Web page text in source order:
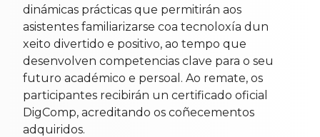
dinámicas prácticas que permitirán aos
asistentes familiarizarse coa tecnoloxía dun
xeito divertido e positivo, ao tempo que
desenvolven competencias clave para o seu
futuro académico e persoal. Ao remate, os
participantes recibirán un certificado oficial
DigComp, acreditando os coñecementos
adquiridos.